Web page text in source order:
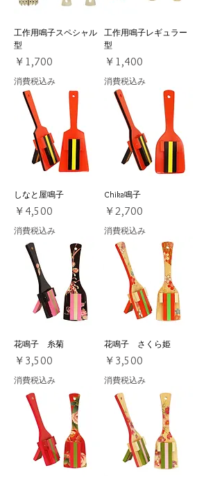
工作用鳴子スペシャル
型
価格
￥1,700
消費税込み
工作用鳴子レギュラー
型
価格
￥1,400
消費税込み
しなと屋鳴子
価格
￥4,500
消費税込み
Chika鳴子
価格
￥2,700
消費税込み
花鳴子 糸菊
価格
￥3,500
消費税込み
花鳴子 さくら姫
価格
￥3,500
消費税込み